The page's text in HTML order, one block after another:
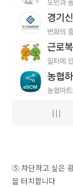
⑤ 차단하고 싶은
을 터치합니다